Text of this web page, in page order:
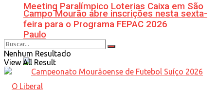
Meeting Paralímpico Loterias Caixa em São
Paulo
Campo Mourão abre inscrições nesta sexta-
feira para o Programa FEPAC 2026
Nenhum Resultado
View All Result